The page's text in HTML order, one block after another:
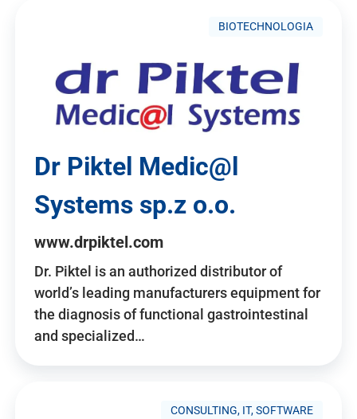
BIOTECHNOLOGIA
Dr Piktel Medic@l
Systems sp.z o.o.
www.drpiktel.com
Dr. Piktel is an authorized distributor of
world’s leading manufacturers equipment for
the diagnosis of functional gastrointestinal
and specialized…
CONSULTING, IT, SOFTWARE